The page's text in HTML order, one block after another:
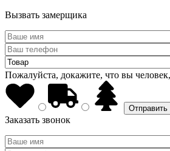
Вызвать замерщика
Пожалуйста, докажите, что вы
Заказать звонок